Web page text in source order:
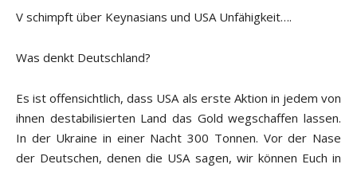
V schimpft über Keynasians und USA Unfähigkeit….
Was denkt Deutschland?
Es ist offensichtlich, dass USA als erste Aktion in jedem von
ihnen destabilisierten Land das Gold wegschaffen lassen.
In der Ukraine in einer Nacht 300 Tonnen. Vor der Nase
der Deutschen, denen die USA sagen, wir können Euch in